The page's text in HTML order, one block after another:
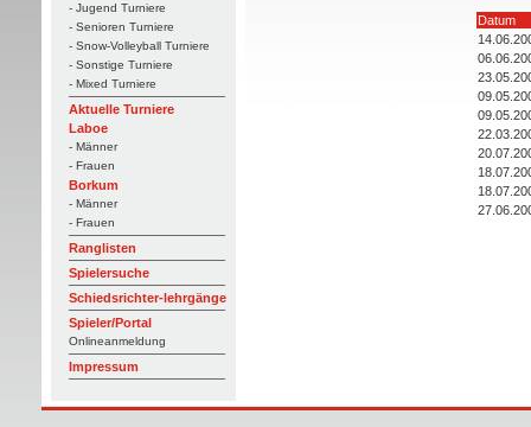
- Jugend Turniere
- Senioren Turniere
- Snow-Volleyball Turniere
- Sonstige Turniere
- Mixed Turniere
Aktuelle Turniere
Laboe
- Männer
- Frauen
Borkum
- Männer
- Frauen
Ranglisten
Spielersuche
Schiedsrichter-lehrgänge
Spieler/Portal
Onlineanmeldung
Impressum
Datum